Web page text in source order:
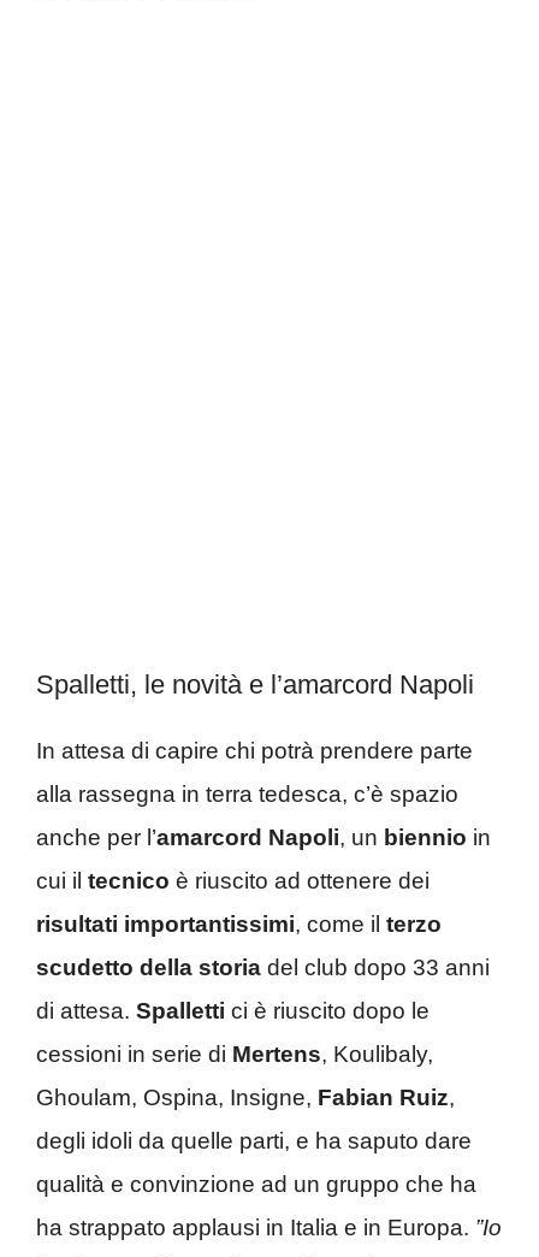
Spalletti, le novità e l’amarcord Napoli
In attesa di capire chi potrà prendere parte
alla rassegna in terra tedesca, c’è spazio
anche per l’amarcord Napoli, un biennio in
cui il tecnico è riuscito ad ottenere dei
risultati importantissimi, come il terzo
scudetto della storia del club dopo 33 anni
di attesa. Spalletti ci è riuscito dopo le
cessioni in serie di Mertens, Koulibaly,
Ghoulam, Ospina, Insigne, Fabian Ruiz,
degli idoli da quelle parti, e ha saputo dare
qualità e convinzione ad un gruppo che ha
ha strappato applausi in Italia e in Europa. ”Io